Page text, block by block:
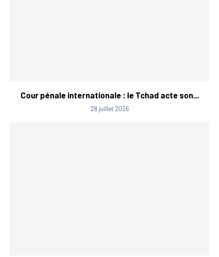
Cour pénale internationale : le Tchad acte son...
28 juillet 2026